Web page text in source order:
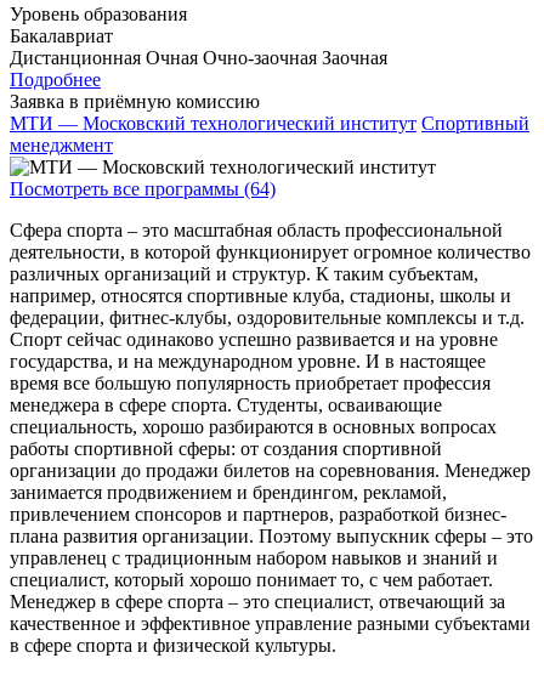
Уровень образования
Бакалавриат
Дистанционная Очная Очно-заочная Заочная
Подробнее
Заявка в приёмную комиссию
МТИ — Московский технологический институт Спортивный
менеджмент
Посмотреть все программы (64)
Сфера спорта – это масштабная область профессиональной
деятельности, в которой функционирует огромное количество
различных организаций и структур. К таким субъектам,
например, относятся спортивные клуба, стадионы, школы и
федерации, фитнес-клубы, оздоровительные комплексы и т.д.
Спорт сейчас одинаково успешно развивается и на уровне
государства, и на международном уровне. И в настоящее
время все большую популярность приобретает профессия
менеджера в сфере спорта. Студенты, осваивающие
специальность, хорошо разбираются в основных вопросах
работы спортивной сферы: от создания спортивной
организации до продажи билетов на соревнования. Менеджер
занимается продвижением и брендингом, рекламой,
привлечением спонсоров и партнеров, разработкой бизнес-
плана развития организации. Поэтому выпускник сферы – это
управленец с традиционным набором навыков и знаний и
специалист, который хорошо понимает то, с чем работает.
Менеджер в сфере спорта – это специалист, отвечающий за
качественное и эффективное управление разными субъектами
в сфере спорта и физической культуры.